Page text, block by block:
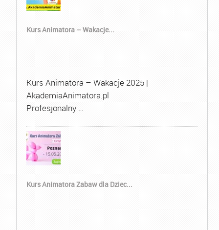
Kurs Animatora – Wakacje...
Kurs Animatora – Wakacje 2025 |
AkademiaAnimatora.pl
Profesjonalny …
Kurs Animatora Zabaw dla Dziec...